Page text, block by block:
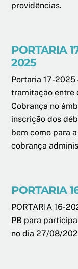
providências.
PORTARIA
2025
Portaria 17-
tramitação entre
Cobrança no
inscrição dos
bem como para
cobrança
PORTARIA
PORTARIA 16-
PB para
no dia 27/08/